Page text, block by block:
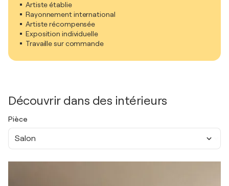
Artiste établie
Rayonnement international
Artiste récompensée
Exposition individuelle
Travaille sur commande
Découvrir dans des intérieurs
Pièce
Salon